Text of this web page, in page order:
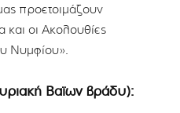
προετοιμάζουν
και οι Ακολουθίες
Νυμφίου».
Βαϊων βράδυ):